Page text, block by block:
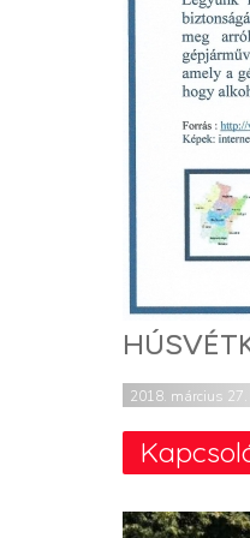
2018. március 27.